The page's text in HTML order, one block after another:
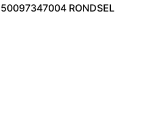
50097347004 RONDSEL